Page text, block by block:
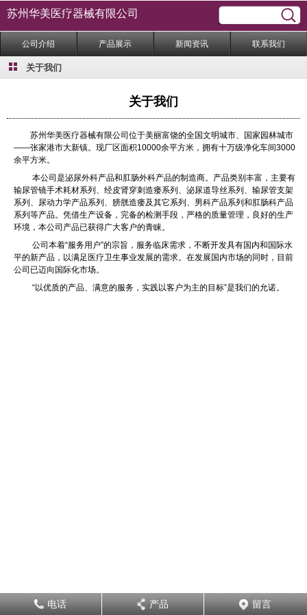
苏州华美医疗器械有限公司
公司介绍 产品展示 新闻资讯 联系我们
关于我们
关于我们
苏州华美医疗器械有限公司位于美丽富饶的全国文明城市、国家园林城市
——张家港市大新镇。现厂区面积10000余平方米，拥有十万级净化车间3000
余平方米。
本公司是泌尿外科产品和肛肠外科产品的制造商。产品类别丰富，主要有
输尿管镜手术耗材系列、经皮肾穿刺造瘘系列、泌尿道导丝系列、输尿管支架
系列、尿动力学产品系列、膀胱造瘘及其它系列、男科产品系列和肛肠科产品
系列等产品。凭借生产设备，完备的检测手段，严格的质量管理，良好的生产
环境，本公司产品已获得广大客户的青睐。
公司本着“服务用户”的宗旨，服务临床需求，不断开发具有国内和国际水
平的新产品，以满足医疗卫生事业发展的需求。在发展国内市场的同时，目前
公司已迈向国际化市场。
“以优质的产品、满意的服务，实践以客户为主的目标”是我们的允诺。
电话 产品 留言